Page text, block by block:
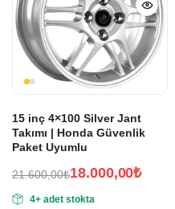
15 inç 4×100 Silver Jant
Takımı | Honda Güvenlik
Paket Uyumlu
21.600,00₺
fiyat:
18.000,00₺
andaki
4+ adet stokta